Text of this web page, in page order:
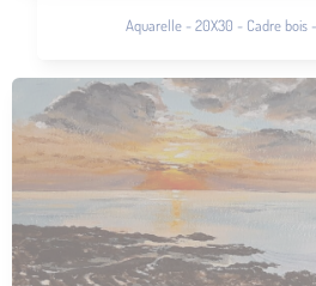
Aquarelle - 20X30 - Cadre bois